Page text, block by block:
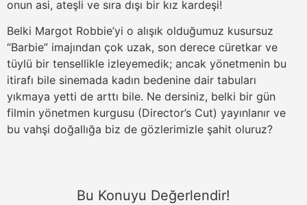
onun asi, ateşli ve sıra dışı bir kız kardeşi!
Belki Margot Robbie’yi o alışık olduğumuz kusursuz
“Barbie” imajından çok uzak, son derece cüretkar ve
tüylü bir tensellikle izleyemedik; ancak yönetmenin bu
itirafı bile sinemada kadın bedenine dair tabuları
yıkmaya yetti de arttı bile. Ne dersiniz, belki bir gün
filmin yönetmen kurgusu (Director’s Cut) yayınlanır ve
bu vahşi doğallığa biz de gözlerimizle şahit oluruz?
Bu Konuyu Değerlendir!